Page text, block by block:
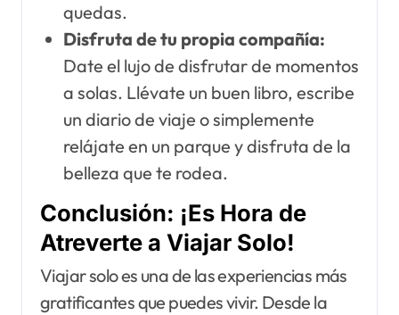
quedas.
Disfruta de tu propia compañía:
Date el lujo de disfrutar de momentos
a solas. Llévate un buen libro, escribe
un diario de viaje o simplemente
relájate en un parque y disfruta de la
belleza que te rodea.
Conclusión: ¡Es Hora de
Atreverte a Viajar Solo!
Viajar solo es una de las experiencias más
gratificantes que puedes vivir. Desde la